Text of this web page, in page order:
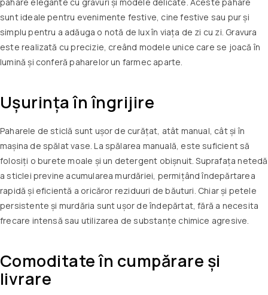
sunt ideale pentru evenimente festive, cine festive sau pur și
simplu pentru a adăuga o notă de lux în viața de zi cu zi. Gravura
este realizată cu precizie, creând modele unice care se joacă în
lumină și conferă paharelor un farmec aparte.
Ușurința în îngrijire
Paharele de sticlă sunt ușor de curățat, atât manual, cât și în
mașina de spălat vase. La spălarea manuală, este suficient să
folosiți o burete moale și un detergent obișnuit. Suprafața netedă
a sticlei previne acumularea murdăriei, permițând îndepărtarea
rapidă și eficientă a oricăror reziduuri de băuturi. Chiar și petele
persistente și murdăria sunt ușor de îndepărtat, fără a necesita
frecare intensă sau utilizarea de substanțe chimice agresive.
Comoditate în cumpărare și
livrare